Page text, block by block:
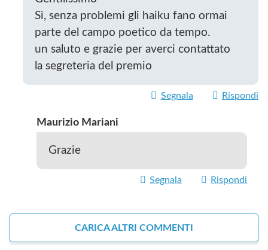
Sì, senza problemi gli haiku fano ormai
parte del campo poetico da tempo.
un saluto e grazie per averci contattato
la segreteria del premio
Segnala Rispondi
Maurizio Mariani
Grazie
Segnala Rispondi
CARICA ALTRI COMMENTI